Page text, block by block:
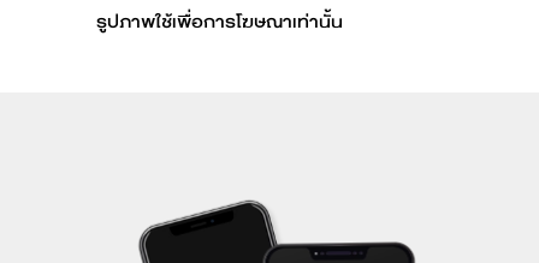
รูปภาพใช้เพื่อการโฆษณาเท่านั้น